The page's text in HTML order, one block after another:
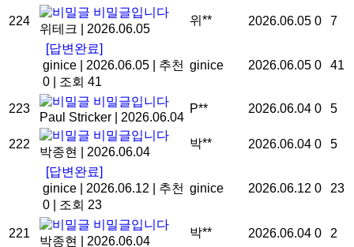
224
비밀글입니다
위테크
2026.06.05
위** 2026.06.05 0 7
[답변완료]
ginice
2026.06.05
추천
0
조회 41
ginice 2026.06.05 0 41
223
비밀글입니다
Paul Stricker
2026.06.04
P** 2026.06.04 0 5
222
비밀글입니다
박종현
2026.06.04
박** 2026.06.04 0 5
[답변완료]
ginice
2026.06.12
추천
0
조회 23
ginice 2026.06.12 0 23
221
비밀글입니다
박종현
2026.06.04
박** 2026.06.04 0 2